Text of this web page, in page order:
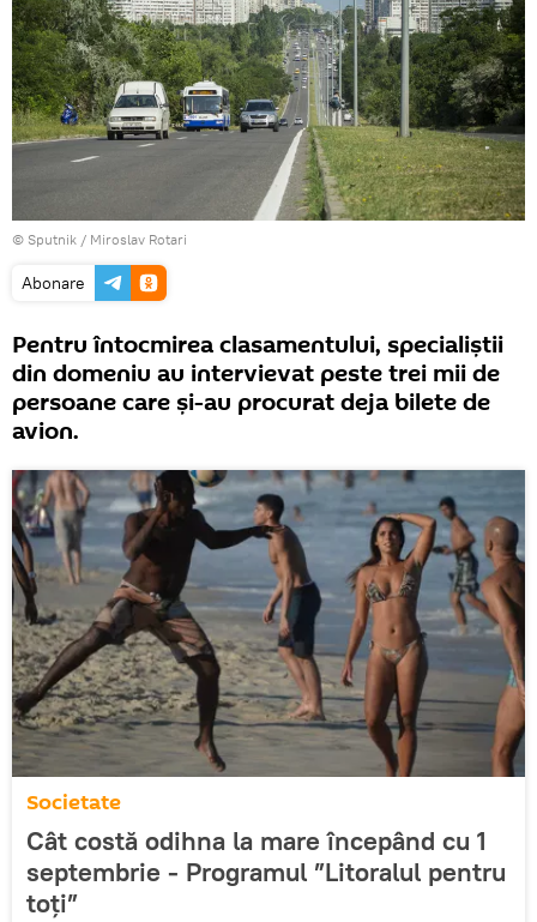
© Sputnik / Miroslav Rotari
Abonare
Pentru întocmirea clasamentului, specialiștii
din domeniu au intervievat peste trei mii de
persoane care și-au procurat deja bilete de
avion.
Societate
Cât costă odihna la mare începând cu 1
septembrie - Programul ”Litoralul pentru
toți”